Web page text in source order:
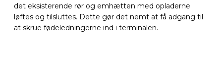
det eksisterende rør og emhætten med opladerne
løftes og tilsluttes. Dette gør det nemt at få adgang til
at skrue fødeledningerne ind i terminalen.